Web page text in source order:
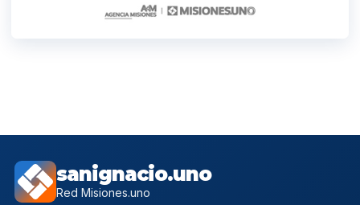
sanignacio.uno
Red Misiones.uno